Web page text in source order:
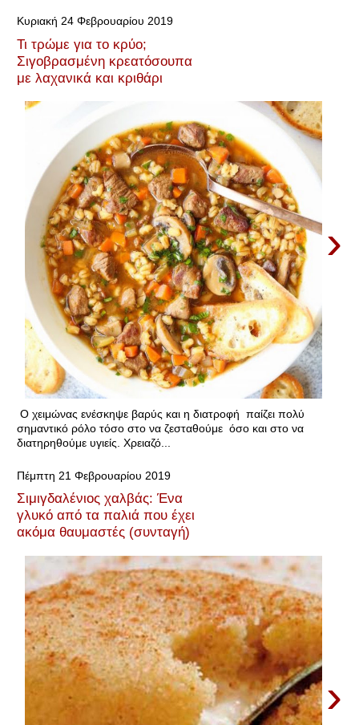
Κυριακή 24 Φεβρουαρίου 2019
Τι τρώμε για το κρύο;
Σιγοβρασμένη κρεατόσουπα
με λαχανικά και κριθάρι
›
O χειμώνας ενέσκηψε βαρύς και η διατροφή παίζει πολύ
σημαντικό ρόλο τόσο στο να ζεσταθούμε όσο και στο να
διατηρηθούμε υγιείς. Χρειαζό...
Πέμπτη 21 Φεβρουαρίου 2019
Σιμιγδαλένιος χαλβάς: Ένα
γλυκό από τα παλιά που έχει
ακόμα θαυμαστές (συνταγή)
›